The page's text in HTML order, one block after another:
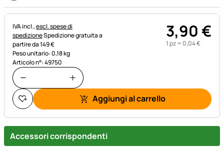
Informazioni fiscali:
IVA incl.,escl. spese di
spedizioneSpedizione gratuita a
partire da 149 €
Peso unitario: 0,18 kg
Articolo n°: 49750
3,90€
1 pz = 0,04€
Aggiungi al carrello
Accessori corrispondenti